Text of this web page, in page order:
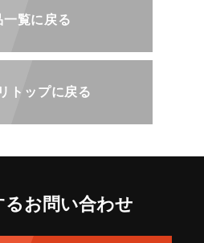
一覧に戻る
トップに戻る
るお問い合わせ